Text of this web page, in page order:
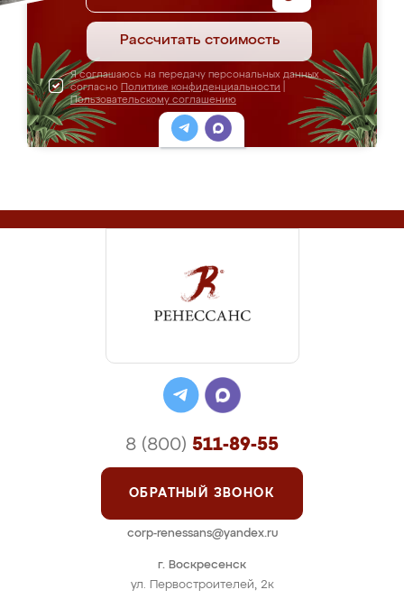
Рассчитать стоимость
Я соглашаюсь на передачу персональных данных
согласно Политике конфиденциальности
Пользовательскому соглашению
г. Воскресенск
ул. Первостроителей, 2к
8 (800) 511-89-55
ОБРАТНЫЙ ЗВОНОК
corp-renessans@yandex.ru